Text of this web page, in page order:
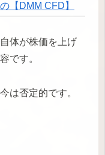
【DMM CFD】
体が株価を上げ
です。
は否定的です。